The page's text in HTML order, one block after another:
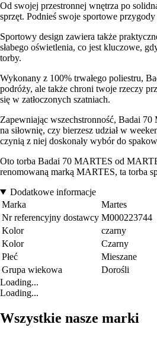
Od swojej przestronnej wnętrza po
sprzęt. Podnieś swoje sportowe
Sportowy design zawiera także
słabego oświetlenia, co jest kluczowe,
torby.
Wykonany z 100% trwałego poliestru,
podróży, ale także chroni twoje rzeczy
się w zatłoczonych szatniach.
Zapewniając wszechstronność, Badai
na siłownię, czy bierzesz udział w
czynią z niej doskonały wybór do
Oto torba Badai 70 MARTES od
renomowaną marką MARTES, ta torba
Dodatkowe informacje
Marka
Martes
Nr referencyjny dostawcy M000223744
Kolor
czarny
Kolor
Czarny
Płeć
Mieszane
Grupa wiekowa
Dorośli
Loading...
Loading...
Wszystkie nasze marki